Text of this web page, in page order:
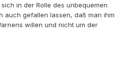
in der Rolle des unbequemen
auch gefallen lassen, daß man ihm
willen und nicht um der